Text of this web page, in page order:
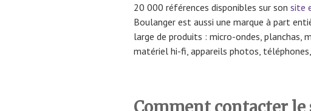
20 000 références disponibles sur son site
Boulanger est aussi une marque à part
large de produits : micro-ondes, planchas,
matériel hi-fi, appareils photos,
Comment contacter